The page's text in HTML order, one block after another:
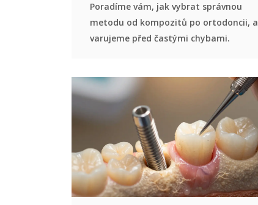
Poradíme vám, jak vybrat správnou
metodu od kompozitů po ortodoncii, a
varujeme před častými chybami.